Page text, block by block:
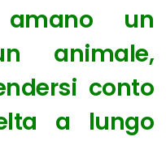
un
animale,
conto
a lungo